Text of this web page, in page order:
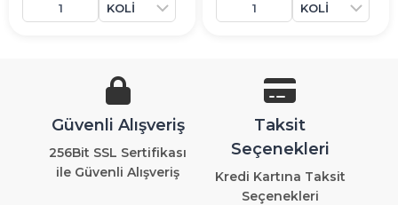
Güvenli Alışveriş
256Bit SSL Sertifikası
ile Güvenli Alışveriş
Taksit
Seçenekleri
Kredi Kartına Taksit
Seçenekleri